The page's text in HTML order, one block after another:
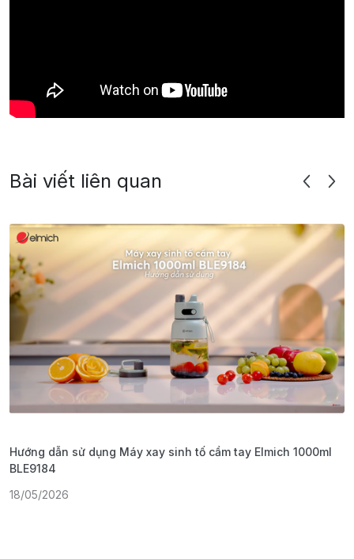
Bài viết liên quan
Hướng dẫn sử dụng Máy xay sinh tố cầm tay Elmich 1000ml
BLE9184
18/05/2026